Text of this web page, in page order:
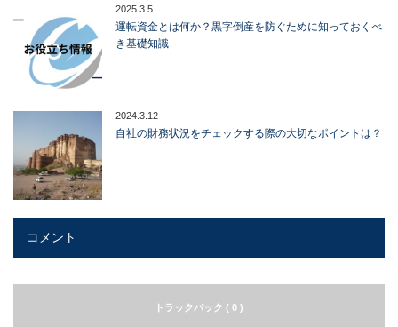
2025.3.5
運転資金とは何か？黒字倒産を防ぐために知っておくべ
き基礎知識
2024.3.12
自社の財務状況をチェックする際の大切なポイントは？
コメント
トラックバック ( 0 )